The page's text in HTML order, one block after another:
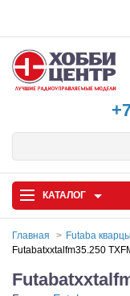
КАТАЛОГ
Главная Futaba кварцы
Futabatxxtalfm35.250